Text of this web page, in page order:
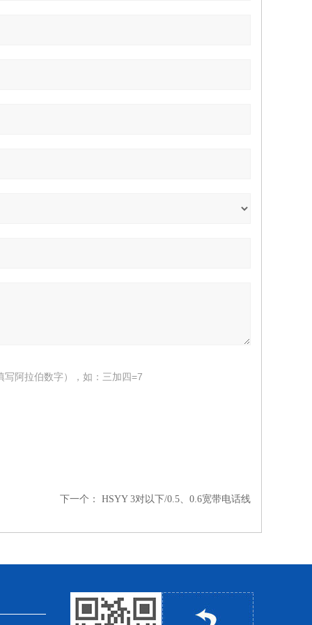
写阿拉伯数字），如：三加四=7
下一个： HSYY 3对以下/0.5、0.6宽带电话线